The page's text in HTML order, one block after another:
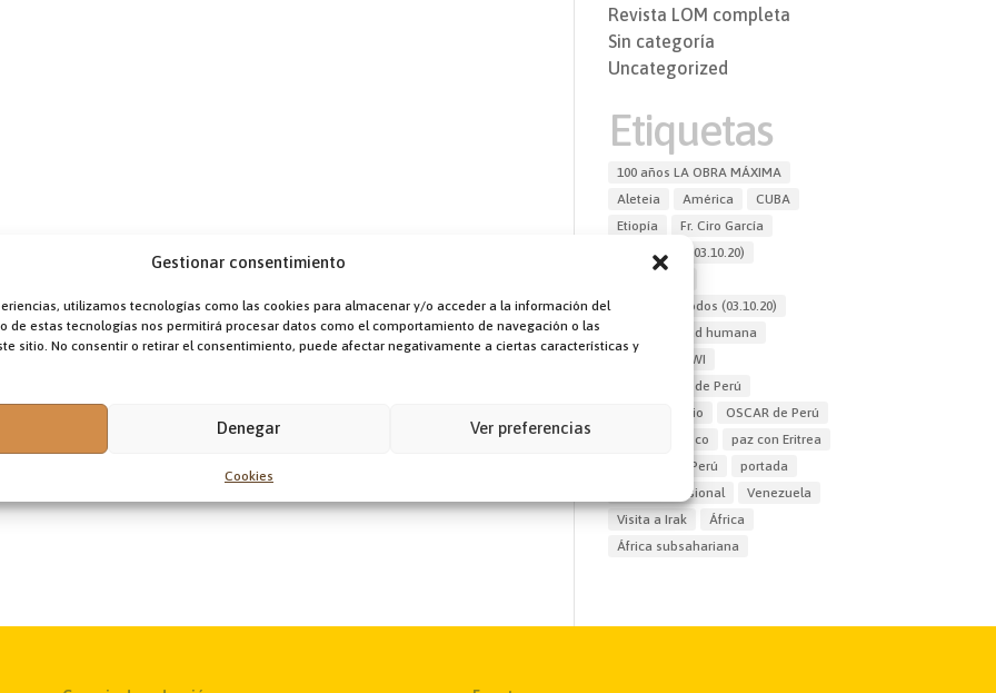
Gestionar consentimiento
utilizamos tecnologías como las cookies para almacenar y/o acceder a la información del
de estas tecnologías nos permitirá procesar datos como el comportamiento de navegación o las
sitio. No consentir o retirar el consentimiento, puede afectar negativamente a ciertas características y
Denegar Ver preferencias
Cookies
Revista LOM completa
Sin categoría
Uncategorized
Etiquetas
100 años LA OBRA MÁXIMA
Aleteia
América
CUBA
Etiopía
Fr. Ciro García
Fratelli tutti (03.10.20)
Hermanos todos (03.10.20)
La fraternidad humana
ONG GUALAWI
ONG OSCAR de Perú
Oriente Medio
OSCAR de Perú
Papa Francisco
paz con Eritrea
Perú
portada
Proyecto Misional
Venezuela
Visita a Irak
África
África subsahariana